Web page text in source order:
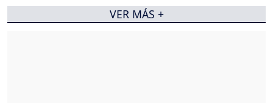
VER MÁS +